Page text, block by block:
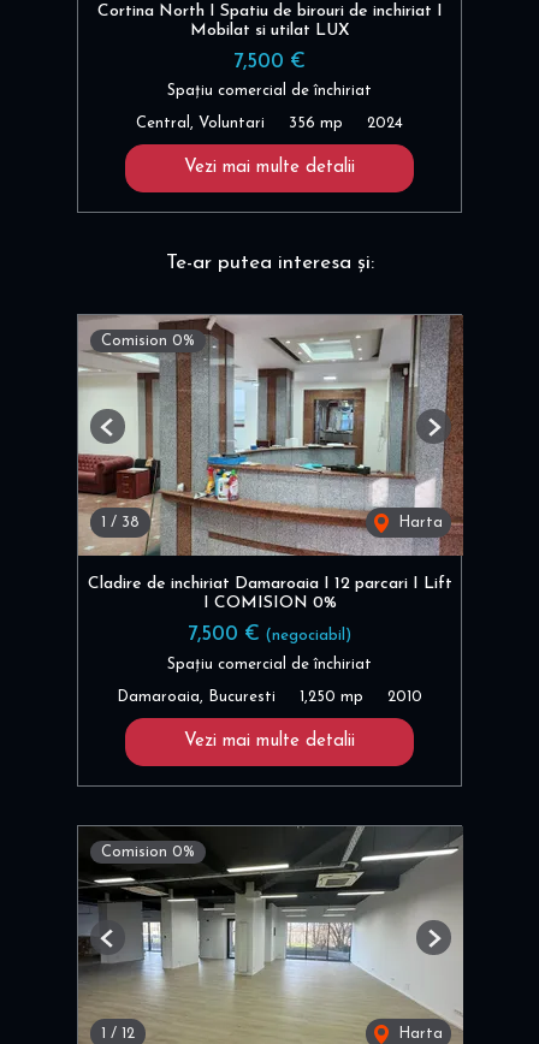
Cortina North I Spatiu de birouri de inchiriat I
Mobilat si utilat LUX
7,500 €
Spațiu comercial de închiriat
Central, Voluntari 356 mp 2024
Vezi mai multe detalii
Te-ar putea interesa și:
Comision 0%
/ 38 Harta
Previous Next
Cladire de inchiriat Damaroaia I 12 parcari I Lift
I COMISION 0%
7,500 € (negociabil)
Spațiu comercial de închiriat
Damaroaia, Bucuresti 1,250 mp 2010
Vezi mai multe detalii
Comision 0%
/ 12 Harta
Previous Next